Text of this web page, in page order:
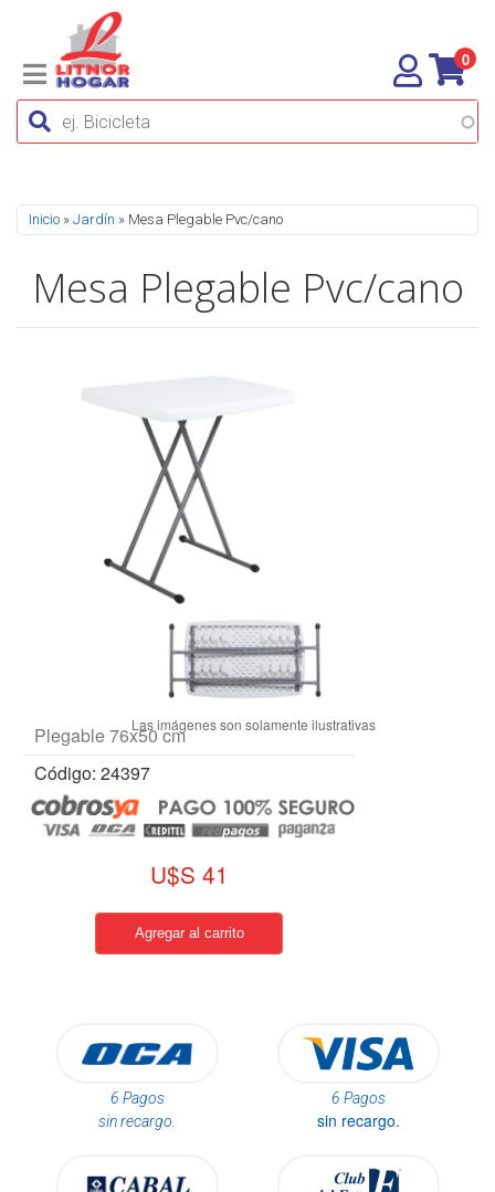
0
Se encuentra usted aquí
Inicio » Jardín » Mesa Plegable Pvc/cano
Mesa Plegable Pvc/cano
Plegable 76x50 cm
Código: 24397
U$S 41
6 Pagos
sin recargo.
6 Pagos
sin recargo.